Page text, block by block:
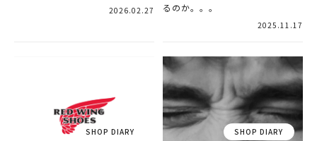
2026.02.27
るのか。。。
2025.11.17